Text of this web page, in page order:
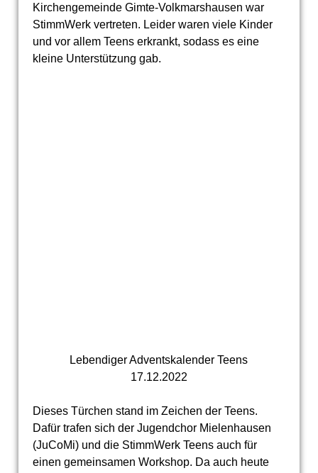
Kirchengemeinde Gimte-Volkmarshausen war
StimmWerk vertreten. Leider waren viele Kinder
und vor allem Teens erkrankt, sodass es eine
kleine Unterstützung gab.
Lebendiger Adventskalender Teens
17.12.2022
Dieses Türchen stand im Zeichen der Teens.
Dafür trafen sich der Jugendchor Mielenhausen
(JuCoMi) und die StimmWerk Teens auch für
einen gemeinsamen Workshop. Da auch heute